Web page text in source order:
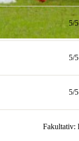
5/5
5/5
5/5
Fakultativ: